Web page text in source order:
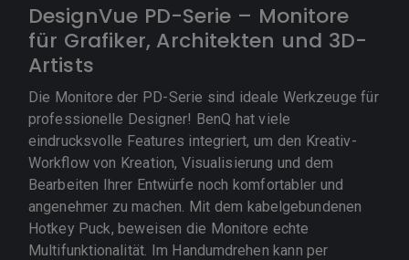
DesignVue PD-Serie – Monitore
für Grafiker, Architekten und 3D-
Artists
Die Monitore der PD-Serie sind ideale Werkzeuge für
professionelle Designer! BenQ hat viele
eindrucksvolle Features integriert, um den Kreativ-
Workflow von Kreation, Visualisierung und dem
Bearbeiten Ihrer Entwürfe noch komfortabler und
angenehmer zu machen. Mit dem kabelgebundenen
Hotkey Puck, beweisen die Monitore echte
Multifunktionalität. Im Handumdrehen kann per